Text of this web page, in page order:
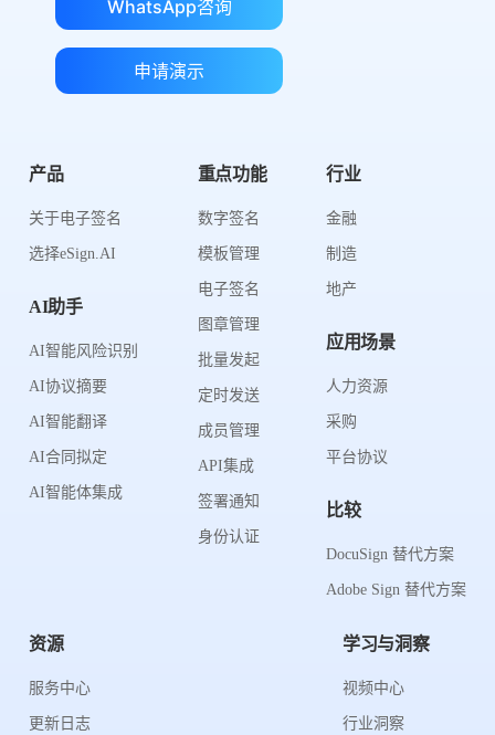
WhatsApp咨询
申请演示
产品
关于电子签名
选择eSign.AI
AI助手
AI智能风险识别
AI协议摘要
AI智能翻译
AI合同拟定
AI智能体集成
重点功能
数字签名
模板管理
电子签名
图章管理
批量发起
定时发送
成员管理
API集成
签署通知
身份认证
行业
金融
制造
地产
应用场景
人力资源
采购
平台协议
比较
DocuSign 替代方案
Adobe Sign 替代方案
资源
服务中心
更新日志
学习与洞察
视频中心
行业洞察